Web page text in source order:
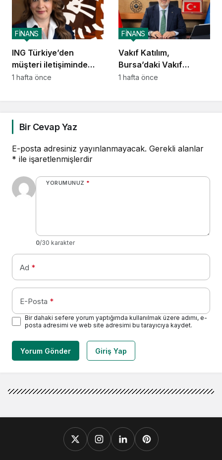
ING Türkiye’den
müşteri iletişiminde
yapay zekâ dönüşümü
FİNANS
1 hafta önce
Vakıf Katılım,
Bursa’daki Vakıf
Mirasını geleceğe
FİNANS
1 hafta önce
Bir Cevap Yaz
E-posta adresiniz yayınlanmayacak. Gerekli alanlar
* ile işaretlenmişlerdir
YORUMUNUZ *
0/30 karakter
Ad *
E-Posta *
Bir dahaki sefere yorum yaptığımda kullanılmak üzere adımı, e-
posta adresimi ve web site adresimi bu tarayıcıya kaydet.
Yorum Gönder Giriş Yap